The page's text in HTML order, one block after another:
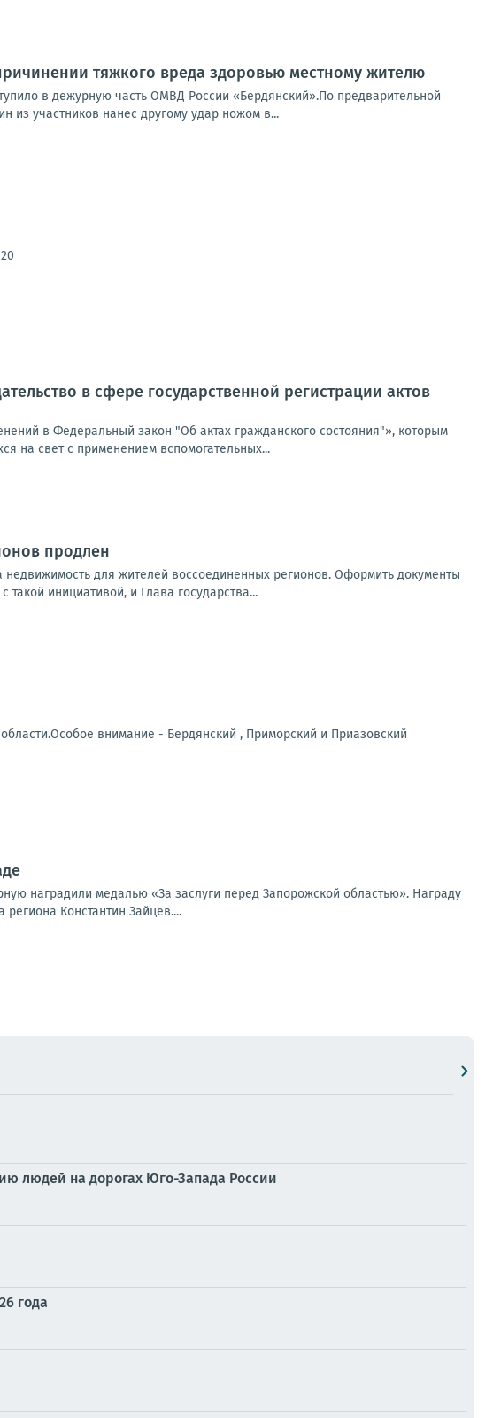
тяжкого вреда здоровью местному жителю
в дежурную часть ОМВД России «Бердянский».По предварительной
из участников нанес другому удар ножом в...
в сфере государственной регистрации актов
в Федеральный закон "Об актах гражданского состояния"», которым
на свет с применением вспомогательных...
продлен
для жителей воссоединенных регионов. Оформить документы
инициативой, и Глава государства...
внимание - Бердянский , Приморский и Приазовский
наградили медалью «За заслуги перед Запорожской областью». Награду
Константин Зайцев....
людей на дорогах Юго-Запада России
года